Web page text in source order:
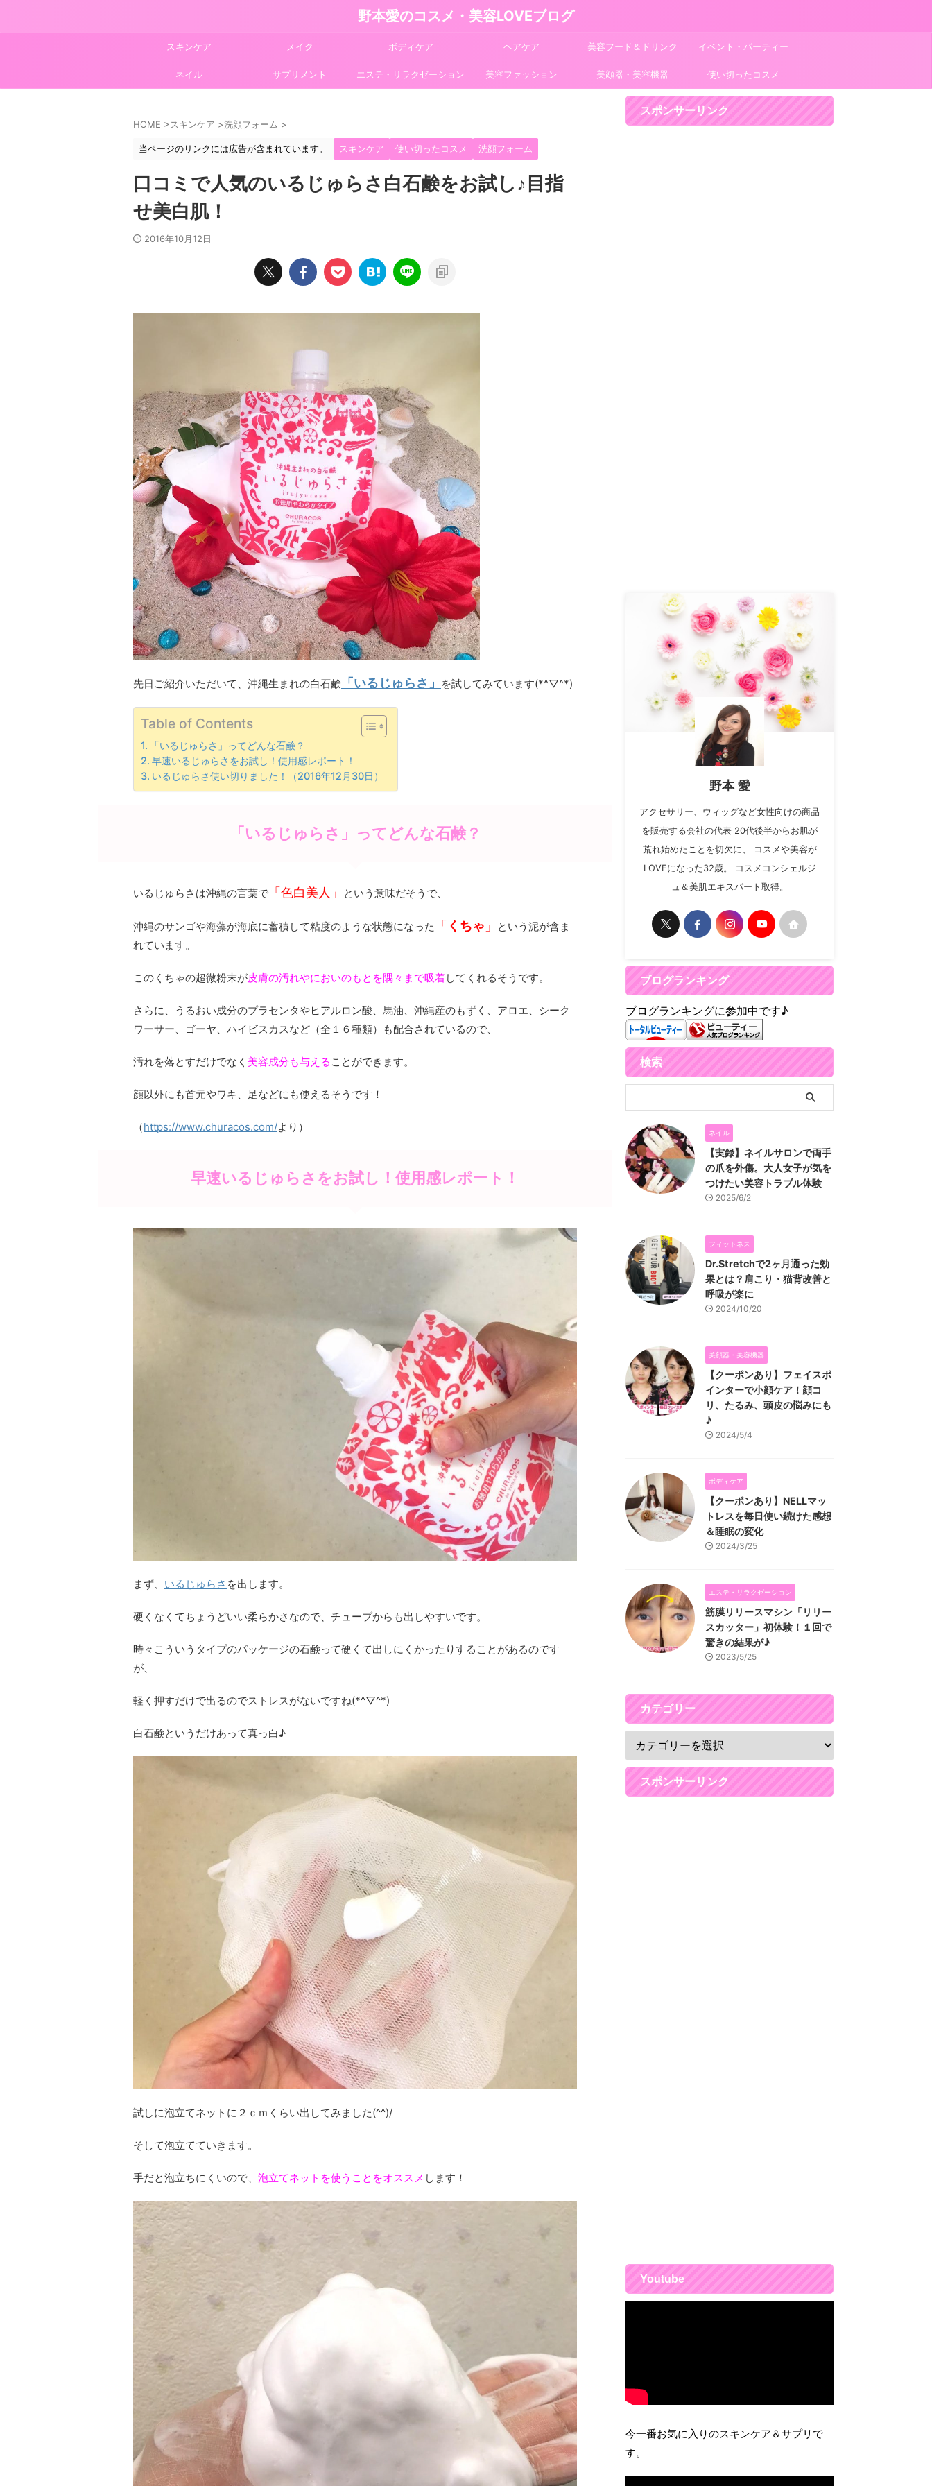
野本愛のコスメ・美容LOVEブログ
スキンケア メイク ボディケア ヘアケア 美容フード＆ドリンク イベント・パーティー
ネイル サプリメント エステ・リラクゼーション 美容ファッション 美顔器・美容機器 使い切ったコスメ
HOME >スキンケア >洗顔フォーム >
当ページのリンクには広告が含まれています。 スキンケア 使い切ったコスメ 洗顔フォーム
口コミで人気のいるじゅらさ白石鹸をお試し♪目指
せ美白肌！
2016年10月12日
先日ご紹介いただいて、沖縄生まれの白石鹸 「いるじゅらさ」 を試してみています(*^▽^*)
Table of Contents
「いるじゅらさ」ってどんな石鹸？
早速いるじゅらさをお試し！使用感レポート！
いるじゅらさ使い切りました！（2016年12月30日）
「いるじゅらさ」ってどんな石鹸？
いるじゅらさは沖縄の言葉で 「色白美人」 という意味だそうで、
沖縄のサンゴや海藻が海底に蓄積して粘度のような状態になった 「 くちゃ 」
という泥が含ま
れています。
このくちゃの超微粉末が皮膚の汚れやにおいのもとを隅々まで吸着してくれるそうです。
さらに、うるおい成分のプラセンタやヒアルロン酸、馬油、沖縄産のもずく、アロエ、シーク
ワーサー、ゴーヤ、ハイビスカスなど（全１６種類）も配合されているので、
汚れを落とすだけでなく 美容成分も与える ことができます。
顔以外にも首元やワキ、足などにも使えるそうです！
（https://www.churacos.com/より）
早速いるじゅらさをお試し！使用感レポート！
まず、 いるじゅらさ を出します。
硬くなくてちょうどいい柔らかさなので、チューブからも出しやすいです。
時々こういうタイプのパッケージの石鹸って硬くて出しにくかったりすることがあるのです
が、
軽く押すだけで出るのでストレスがないですね(*^▽^*)
白石鹸というだけあって真っ白♪
試しに泡立てネットに２ｃｍくらい出してみました(^^)/
そして泡立てていきます。
手だと泡立ちにくいので、 泡立てネットを使うことをオススメ します！
スポンサーリンク
野本 愛
アクセサリー、ウィッグなど女性向けの商品
を販売する会社の代表 20代後半からお肌が
荒れ始めたことを切欠に、 コスメや美容が
LOVEになった32歳。 コスメコンシェルジ
ュ＆美肌エキスパート取得。
ブログランキング
ブログランキングに参加中です♪
検索
ネイル
【実録】ネイルサロンで両手
の爪を外傷。大人女子が気を
つけたい美容トラブル体験
2025/6/2
フィットネス
Dr.Stretchで2ヶ月通った効
果とは？肩こり・猫背改善と
呼吸が楽に
2024/10/20
美顔器・美容機器
【クーポンあり】フェイスポ
インターで小顔ケア！顔コ
リ、たるみ、頭皮の悩みにも
♪
2024/5/4
ボディケア
【クーポンあり】NELLマッ
トレスを毎日使い続けた感想
＆睡眠の変化
2024/3/25
エステ・リラクゼーション
筋膜リリースマシン「リリー
スカッター」初体験！１回で
驚きの結果が♪
2023/5/25
カテゴリー
スポンサーリンク
Youtube
今一番お気に入りのスキンケア＆サプリで
す。